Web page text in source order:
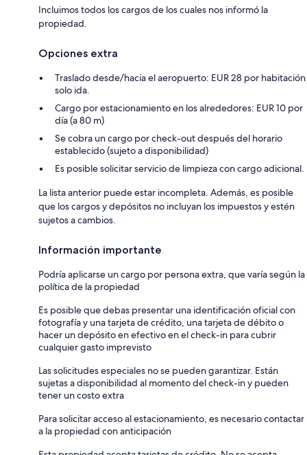
Incluimos todos los cargos de los cuales nos informó la
propiedad.
Opciones extra
Traslado desde/hacia el aeropuerto: EUR 28 por habitación
solo ida.
Cargo por estacionamiento en los alrededores: EUR 10 por
día (a 80 m)
Se cobra un cargo por check-out después del horario
establecido (sujeto a disponibilidad)
Es posible solicitar servicio de limpieza con cargo adicional.
La lista anterior puede estar incompleta. Además, es posible
que los cargos y depósitos no incluyan los impuestos y estén
sujetos a cambios.
Información importante
Podría aplicarse un cargo por persona extra, que varía según la
política de la propiedad
Es posible que debas presentar una identificación oficial con
fotografía y una tarjeta de crédito, una tarjeta de débito o
hacer un depósito en efectivo en el check-in para cubrir
cualquier gasto imprevisto
Las solicitudes especiales no se pueden garantizar. Están
sujetas a disponibilidad al momento del check-in y pueden
tener un costo extra
Para solicitar acceso al estacionamiento, es necesario contactar
a la propiedad con anticipación